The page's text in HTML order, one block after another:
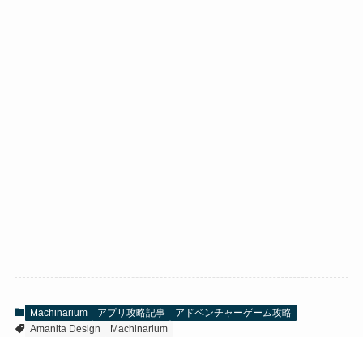
Machinarium アプリ攻略記事
アドベンチャーゲーム攻略
Amanita Design
Machinarium